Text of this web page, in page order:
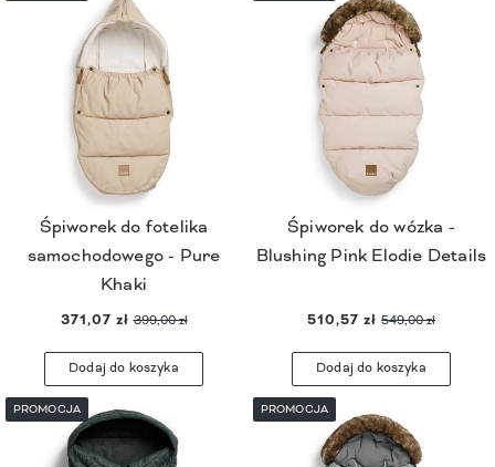
Śpiworek do fotelika
samochodowego - Pure
Khaki
371,07 zł 399,00 zł
Dodaj do koszyka
Śpiworek do wózka -
Blushing Pink Elodie Details
510,57 zł 549,00 zł
Dodaj do koszyka
PROMOCJA PROMOCJA